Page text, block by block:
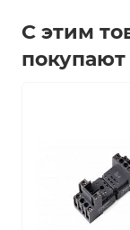
С этим
покупают